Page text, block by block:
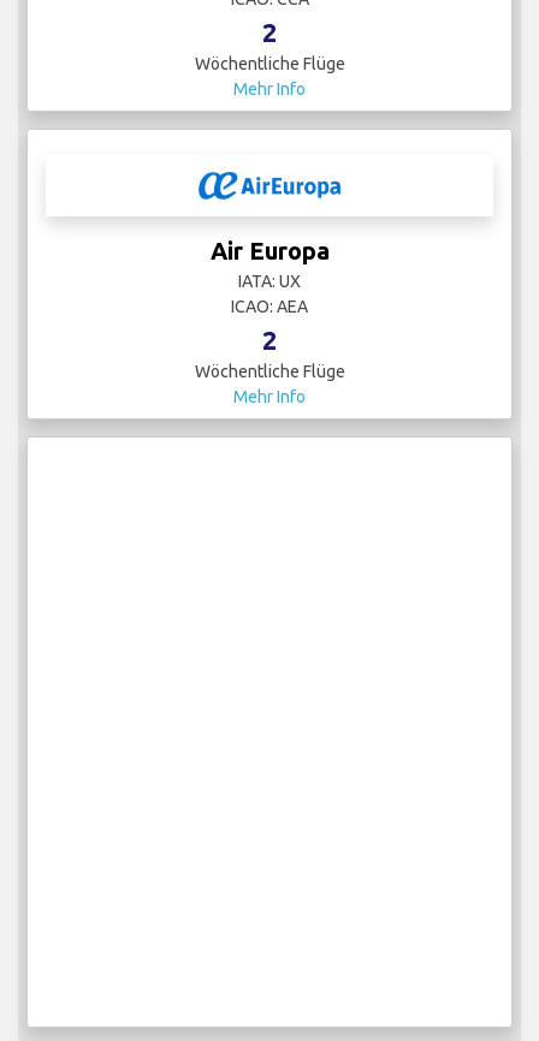
2
Wöchentliche Flüge
Mehr Info
Air Europa
IATA: UX
ICAO: AEA
2
Wöchentliche Flüge
Mehr Info